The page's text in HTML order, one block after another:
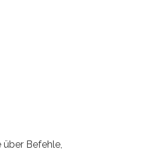
Befehle,